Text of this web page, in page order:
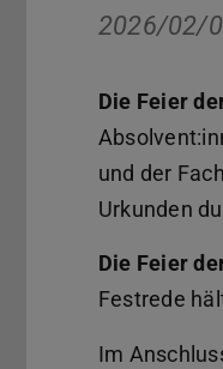
2026/02/
Die Feier
und der
Urkunden
Die Feier
Festrede
Im